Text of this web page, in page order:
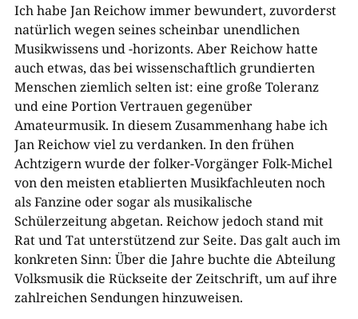
Ich habe Jan Reichow immer bewundert, zuvorderst
natürlich wegen seines scheinbar unendlichen
Musikwissens und -horizonts. Aber Reichow hatte
auch etwas, das bei wissenschaftlich grundierten
Menschen ziemlich selten ist: eine große Toleranz
und eine Portion Vertrauen gegenüber
Amateurmusik. In diesem Zusammenhang habe ich
Jan Reichow viel zu verdanken. In den frühen
Achtzigern wurde der folker-Vorgänger Folk-Michel
von den meisten etablierten Musikfachleuten noch
als Fanzine oder sogar als musikalische
Schülerzeitung abgetan. Reichow jedoch stand mit
Rat und Tat unterstützend zur Seite. Das galt auch im
konkreten Sinn: Über die Jahre buchte die Abteilung
Volksmusik die Rückseite der Zeitschrift, um auf ihre
zahlreichen Sendungen hinzuweisen.